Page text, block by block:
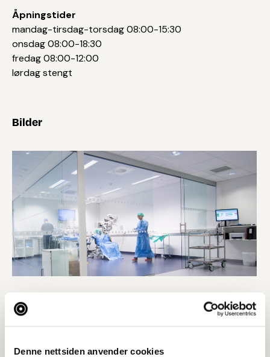
Denne nettsiden anvender cookies
Åpningstider
mandag-tirsdag-torsdag 08:00-15:30
onsdag 08:00-18:30
fredag 08:00-12:00
lørdag stengt
Bilder